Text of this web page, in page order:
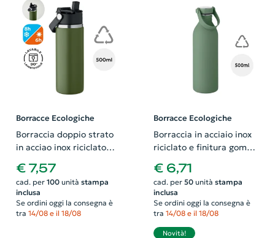
Borracce Ecologiche
Borraccia doppio strato
in acciao inox riciclato
€ 7,57
cad. per 100unità stampa
inclusa
Se ordini oggi la consegna è
tra 14/08 e il 18/08
Borracce Ecologiche
Borraccia in acciaio inox
riciclato e finitura gomma
500ml
€ 6,71
cad. per 50unità stampa
inclusa
Se ordini oggi la consegna è
tra 14/08 e il 18/08
Novità!